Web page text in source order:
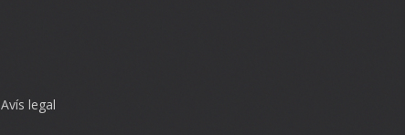
Avís legal